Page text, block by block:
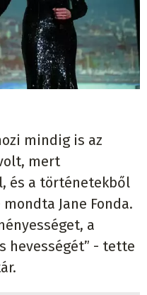
mindig is az
mert
és a történetekből
Jane Fonda.
a
hevességét” - tette